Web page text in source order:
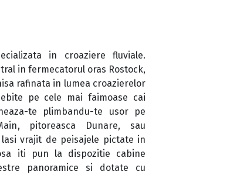
in croaziere fluviale.
in fermecatorul oras Rostock,
rafinata in lumea croazierelor
pe cele mai faimoase cai
te plimbandu-te usor pe
pitoreasca Dunare, sau
vrajit de peisajele pictate in
iti pun la dispozitie cabine
panoramice si dotate cu